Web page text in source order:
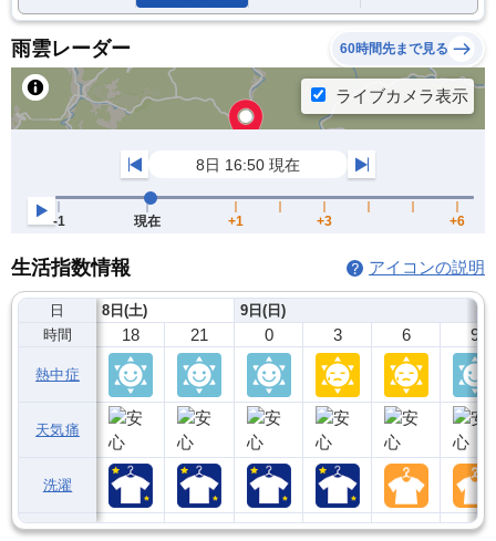
雨雲レーダー 60時間先まで見る
生活指数情報 アイコンの説明
日
時間
熱中症
天気痛
洗濯
8日(土)
18 21
9日(日)
0 3 6 9